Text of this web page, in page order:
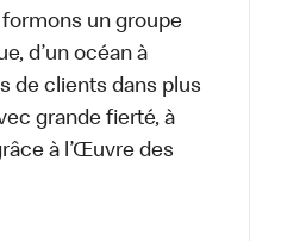
un groupe
d’un océan à
de clients dans plus
grande fierté, à
à l’Œuvre des